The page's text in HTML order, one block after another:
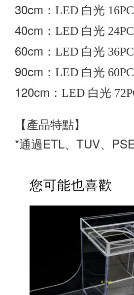
30cm： LED 白光
40cm： LED 白光
60cm： LED 白光
90cm： LED 白光
120cm： LED 白光
【產品特點】
*通過ETL、TUV、
您可能也喜歡